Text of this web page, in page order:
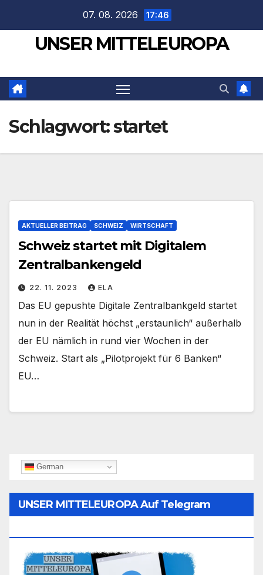
springen
07. 08. 2026 17:46
UNSER MITTELEUROPA
Schlagwort:startet
AKTUELLER BEITRAG SCHWEIZ WIRTSCHAFT
Schweiz startet mit Digitalem
Zentralbankengeld
22. 11. 2023 ELA
Das EU gepushte Digitale Zentralbankgeld startet
nun in der Realität höchst „erstaunlich“ außerhalb
der EU nämlich in rund vier Wochen in der
Schweiz. Start als „Pilotprojekt für 6 Banken“
EU…
German
UNSER MITTELEUROPA Auf Telegram